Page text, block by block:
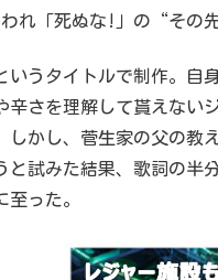
れ「死ぬな!」の“その
いうタイトルで制作。自
辛さを理解して貰えない
しかし、菅生家の父の
と試みた結果、歌詞の半
った。